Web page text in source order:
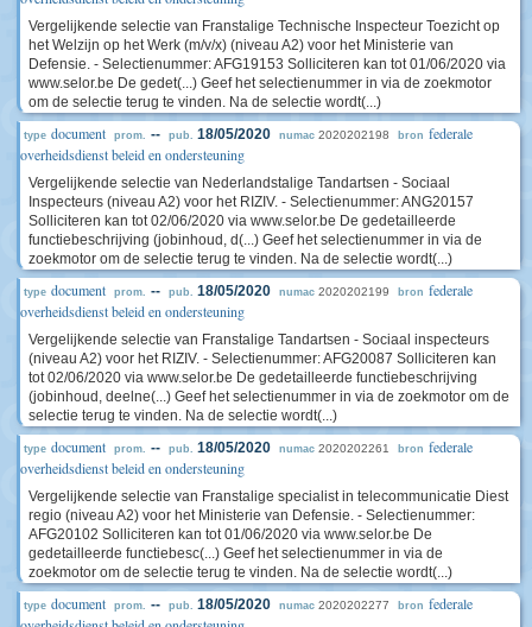
Vergelijkende selectie van Franstalige Technische Inspecteur Toezicht op
het Welzijn op het Werk (m/v/x) (niveau A2) voor het Ministerie van
Defensie. - Selectienummer: AFG19153 Solliciteren kan tot 01/06/2020 via
www.selor.be De gedet(...) Geef het selectienummer in via de zoekmotor
om de selectie terug te vinden. Na de selectie wordt(...)
type document prom. -- pub. 18/05/2020 numac 2020202198 bron federale
overheidsdienst beleid en ondersteuning
Vergelijkende selectie van Nederlandstalige Tandartsen - Sociaal
Inspecteurs (niveau A2) voor het RIZIV. - Selectienummer: ANG20157
Solliciteren kan tot 02/06/2020 via www.selor.be De gedetailleerde
functiebeschrijving (jobinhoud, d(...) Geef het selectienummer in via de
zoekmotor om de selectie terug te vinden. Na de selectie wordt(...)
type document prom. -- pub. 18/05/2020 numac 2020202199 bron federale
overheidsdienst beleid en ondersteuning
Vergelijkende selectie van Franstalige Tandartsen - Sociaal inspecteurs
(niveau A2) voor het RIZIV. - Selectienummer: AFG20087 Solliciteren kan
tot 02/06/2020 via www.selor.be De gedetailleerde functiebeschrijving
(jobinhoud, deelne(...) Geef het selectienummer in via de zoekmotor om de
selectie terug te vinden. Na de selectie wordt(...)
type document prom. -- pub. 18/05/2020 numac 2020202261 bron federale
overheidsdienst beleid en ondersteuning
Vergelijkende selectie van Franstalige specialist in telecommunicatie Diest
regio (niveau A2) voor het Ministerie van Defensie. - Selectienummer:
AFG20102 Solliciteren kan tot 01/06/2020 via www.selor.be De
gedetailleerde functiebesc(...) Geef het selectienummer in via de
zoekmotor om de selectie terug te vinden. Na de selectie wordt(...)
type document prom. -- pub. 18/05/2020 numac 2020202277 bron federale